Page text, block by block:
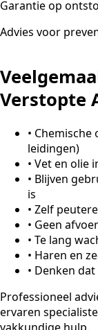
Garantie op
Advies voor
Verstopte
• Chemische
leidingen)
• Vet en olie
• Blijven
is
• Zelf
• Geen
• Te lang
• Haren en
• Denken
Professioneel
ervaren